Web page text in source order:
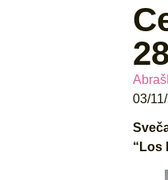
03/
“Los